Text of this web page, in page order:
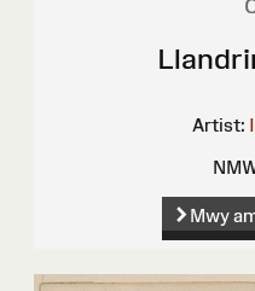
Artist:
Mwy